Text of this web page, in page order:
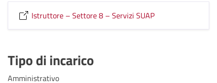
Istruttore – Settore 8 – Servizi SUAP
Tipo di incarico
Amministrativo